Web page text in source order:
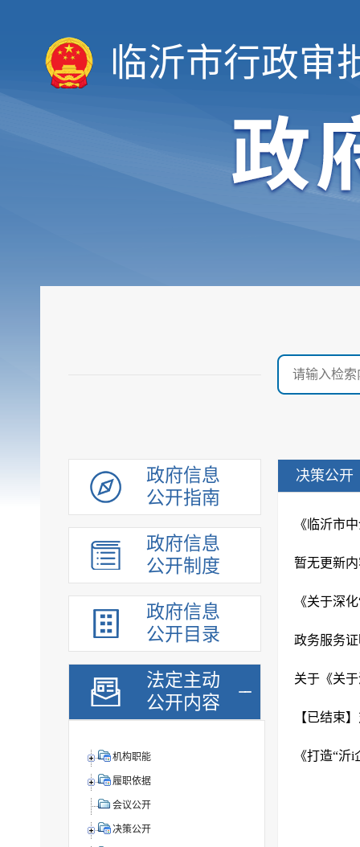
临沂市行政审
政府信息
公开指南
政府信息
公开制度
政府信息
公开目录
法定主动
公开内容
机构职能
履职依据
会议公开
决策公开
决策公开
《临沂市
暂无更新
政务服务